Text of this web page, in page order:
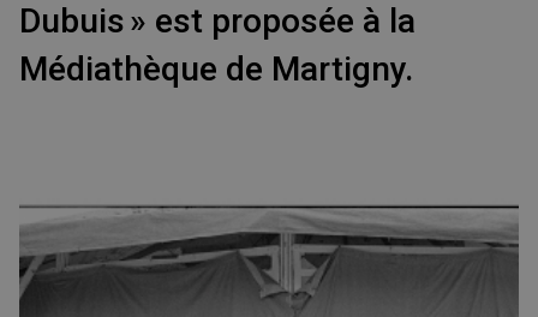
Dubuis » est proposée à la
Médiathèque de Martigny.